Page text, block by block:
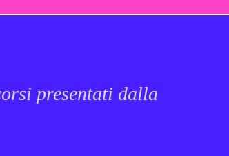
presentati dalla